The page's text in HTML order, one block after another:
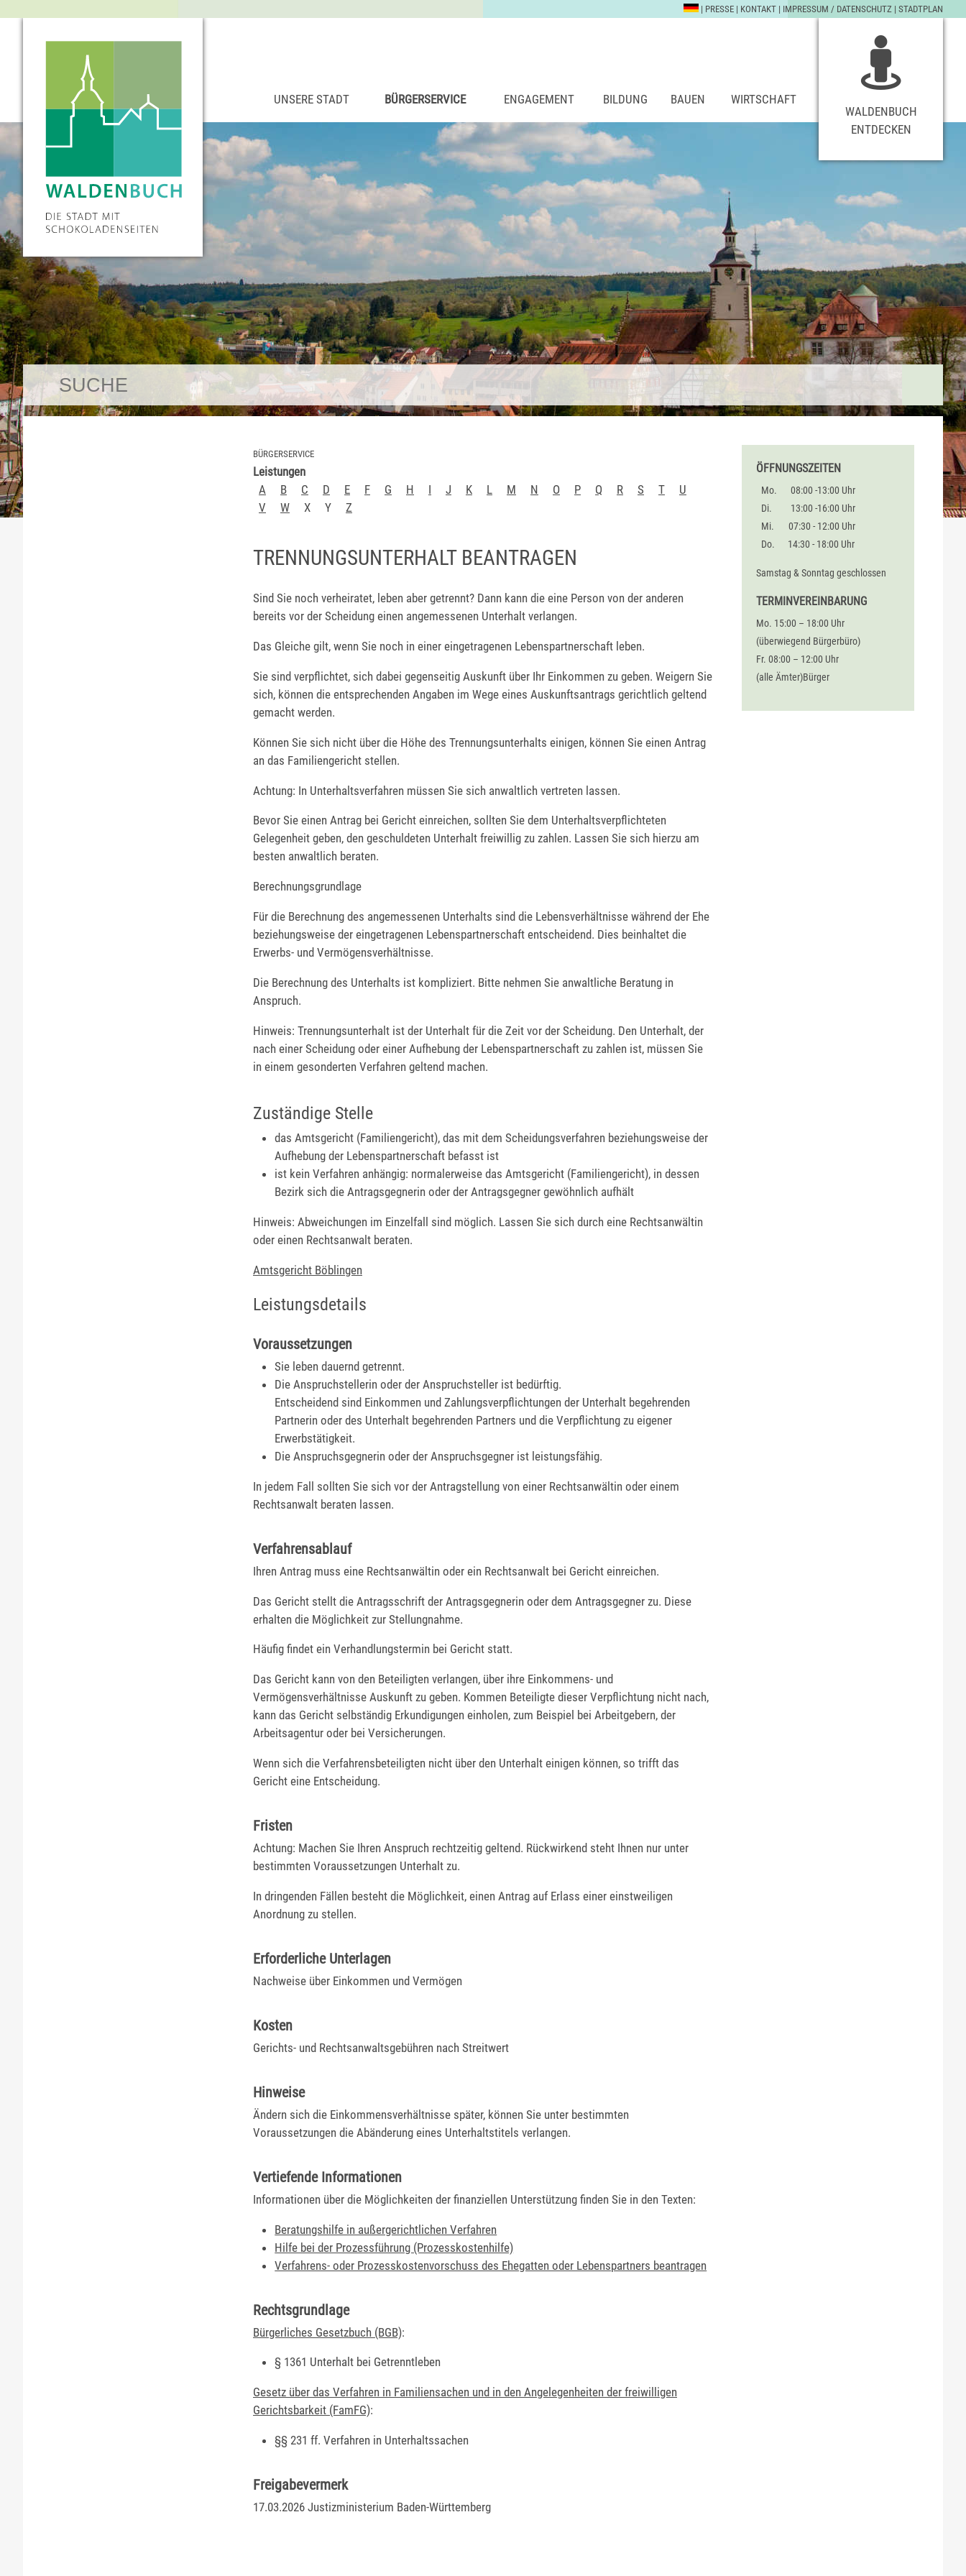
| PRESSE | KONTAKT | IMPRESSUM / DATENSCHUTZ | STADTPLAN
UNSERE STADT BÜRGERSERVICE ENGAGEMENT BILDUNG BAUEN
WIRTSCHAFT
WALDENBUCH
ENTDECKEN
BÜRGERSERVICE
Leistungen
A
B C D E F G H I J K L M N O P Q R S T
U
V
W X Y Z
TRENNUNGSUNTERHALT BEANTRAGEN
Sind Sie noch verheiratet, leben aber getrennt? Dann kann die eine Person von der anderen
bereits vor der Scheidung einen angemessenen Unterhalt verlangen.
Das Gleiche gilt, wenn Sie noch in einer eingetragenen Lebenspartnerschaft leben.
Sie sind verpflichtet, sich dabei gegenseitig Auskunft über Ihr Einkommen zu geben. Weigern Sie
sich, können die entsprechenden Angaben im Wege eines Auskunftsantrags gerichtlich geltend
gemacht werden.
Können Sie sich nicht über die Höhe des Trennungsunterhalts einigen, können Sie einen Antrag
an das Familiengericht stellen.
Achtung: In Unterhaltsverfahren müssen Sie sich anwaltlich vertreten lassen.
Bevor Sie einen Antrag bei Gericht einreichen, sollten Sie dem Unterhaltsverpflichteten
Gelegenheit geben, den geschuldeten Unterhalt freiwillig zu zahlen. Lassen Sie sich hierzu am
besten anwaltlich beraten.
Berechnungsgrundlage
Für die Berechnung des angemessenen Unterhalts sind die Lebensverhältnisse während der Ehe
beziehungsweise der eingetragenen Lebenspartnerschaft entscheidend. Dies beinhaltet die
Erwerbs- und Vermögensverhältnisse.
Die Berechnung des Unterhalts ist kompliziert. Bitte nehmen Sie anwaltliche Beratung in
Anspruch.
Hinweis: Trennungsunterhalt ist der Unterhalt für die Zeit vor der Scheidung. Den Unterhalt, der
nach einer Scheidung oder einer Aufhebung der Lebenspartnerschaft zu zahlen ist, müssen Sie
in einem gesonderten Verfahren geltend machen.
Zuständige Stelle
das Amtsgericht (Familiengericht), das mit dem Scheidungsverfahren beziehungsweise der
Aufhebung der Lebenspartnerschaft befasst ist
ist kein Verfahren anhängig: normalerweise das Amtsgericht (Familiengericht), in dessen
Bezirk sich die Antragsgegnerin oder der Antragsgegner gewöhnlich aufhält
Hinweis: Abweichungen im Einzelfall sind möglich. Lassen Sie sich durch eine Rechtsanwältin
oder einen Rechtsanwalt beraten.
Amtsgericht Böblingen
Leistungsdetails
Voraussetzungen
Sie leben dauernd getrennt.
Die Anspruchstellerin oder der Anspruchsteller ist bedürftig.
Entscheidend sind Einkommen und Zahlungsverpflichtungen der Unterhalt begehrenden
Partnerin oder des Unterhalt begehrenden Partners und die Verpflichtung zu eigener
Erwerbstätigkeit.
Die Anspruchsgegnerin oder der Anspruchsgegner ist leistungsfähig.
In jedem Fall sollten Sie sich vor der Antragstellung von einer Rechtsanwältin oder einem
Rechtsanwalt beraten lassen.
Verfahrensablauf
Ihren Antrag muss eine Rechtsanwältin oder ein Rechtsanwalt bei Gericht einreichen.
Das Gericht stellt die Antragsschrift der Antragsgegnerin oder dem Antragsgegner zu. Diese
erhalten die Möglichkeit zur Stellungnahme.
Häufig findet ein Verhandlungstermin bei Gericht statt.
Das Gericht kann von den Beteiligten verlangen, über ihre Einkommens- und
Vermögensverhältnisse Auskunft zu geben. Kommen Beteiligte dieser Verpflichtung nicht nach,
kann das Gericht selbständig Erkundigungen einholen, zum Beispiel bei Arbeitgebern, der
Arbeitsagentur oder bei Versicherungen.
Wenn sich die Verfahrensbeteiligten nicht über den Unterhalt einigen können, so trifft das
Gericht eine Entscheidung.
Fristen
Achtung: Machen Sie Ihren Anspruch rechtzeitig geltend. Rückwirkend steht Ihnen nur unter
bestimmten Voraussetzungen Unterhalt zu.
In dringenden Fällen besteht die Möglichkeit, einen Antrag auf Erlass einer einstweiligen
Anordnung zu stellen.
Erforderliche Unterlagen
Nachweise über Einkommen und Vermögen
Kosten
Gerichts- und Rechtsanwaltsgebühren nach Streitwert
Hinweise
Ändern sich die Einkommensverhältnisse später, können Sie unter bestimmten
Voraussetzungen die Abänderung eines Unterhaltstitels verlangen.
Vertiefende Informationen
Informationen über die Möglichkeiten der finanziellen Unterstützung finden Sie in den Texten:
Beratungshilfe in außergerichtlichen Verfahren
Hilfe bei der Prozessführung (Prozesskostenhilfe)
Verfahrens- oder Prozesskostenvorschuss des Ehegatten oder Lebenspartners beantragen
Rechtsgrundlage
Bürgerliches Gesetzbuch (BGB):
§ 1361 Unterhalt bei Getrenntleben
Gesetz über das Verfahren in Familiensachen und in den Angelegenheiten der freiwilligen
Gerichtsbarkeit (FamFG):
§§ 231 ff. Verfahren in Unterhaltssachen
Freigabevermerk
17.03.2026 Justizministerium Baden-Württemberg
ÖFFNUNGSZEITEN
Mo.
08:00 -13:00 Uhr
Di.
13:00 -16:00 Uhr
Mi.
07:30 - 12:00 Uhr
Do.
14:30 - 18:00 Uhr
Samstag & Sonntag geschlossen
TERMINVEREINBARUNG
Mo. 15:00 – 18:00 Uhr
(überwiegend Bürgerbüro)
Fr. 08:00 – 12:00 Uhr
(alle Ämter)Bürger